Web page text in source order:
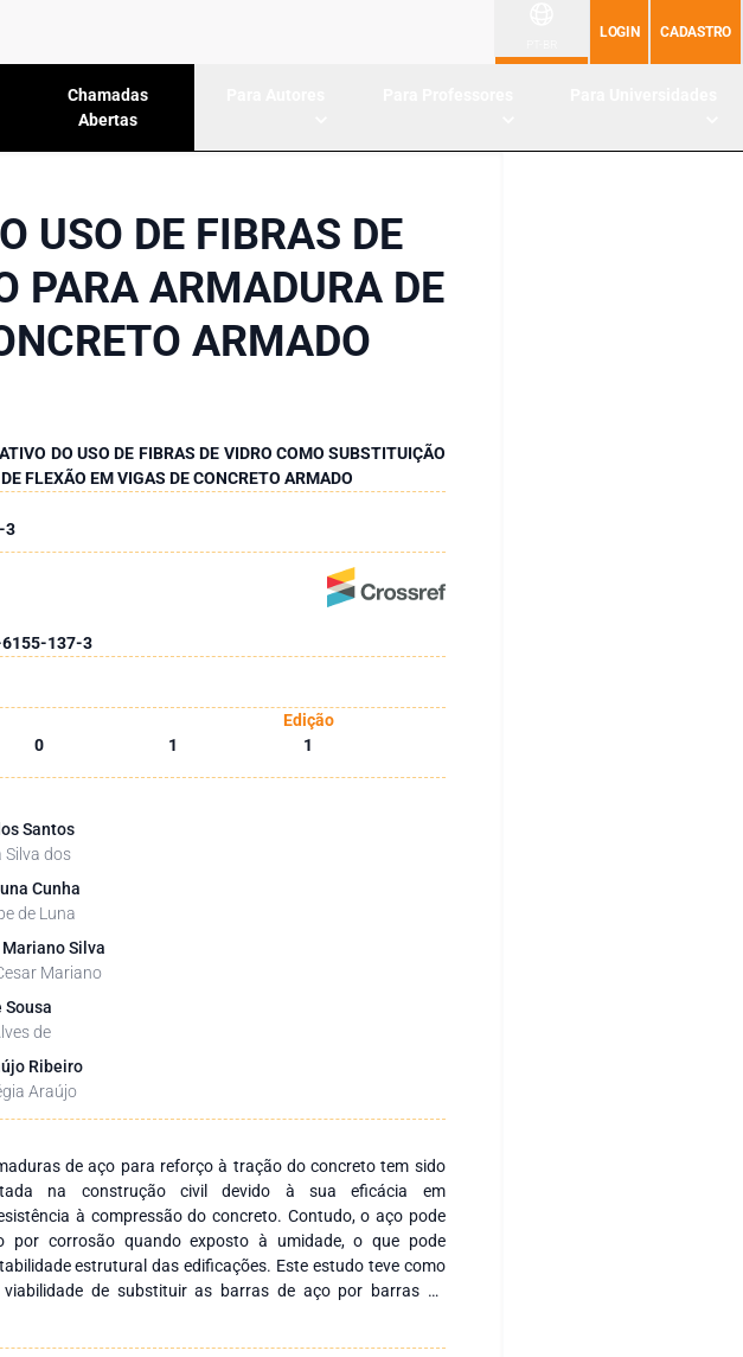
LOGIN CADASTRO
Chamadas
Abertas
USO DE FIBRAS DE
PARA ARMADURA DE
ARMADO
DO USO DE FIBRAS DE VIDRO COMO SUBSTITUIÇÃO
FLEXÃO EM VIGAS DE CONCRETO ARMADO
3
137-3
Edição
0 1 1
Santos
Silva dos
Cunha
de Luna
Silva
Mariano
Sousa
de
Ribeiro
Araújo
de aço para reforço à tração do concreto tem sido
na construção civil devido à sua eficácia em
à compressão do concreto. Contudo, o aço pode
por corrosão quando exposto à umidade, o que pode
estrutural das edificações. Este estudo teve como
de substituir as barras de aço por barras de
com fibra de vidro, buscando reduzir os problemas de